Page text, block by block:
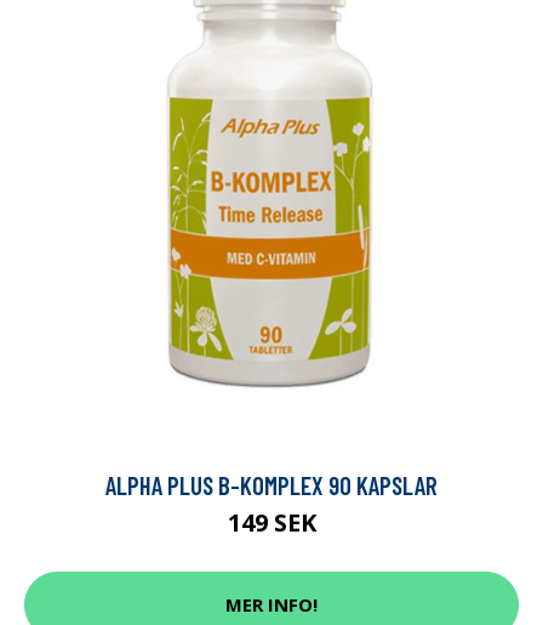
ALPHA PLUS B-KOMPLEX 90 KAPSLAR
149 SEK
MER INFO!